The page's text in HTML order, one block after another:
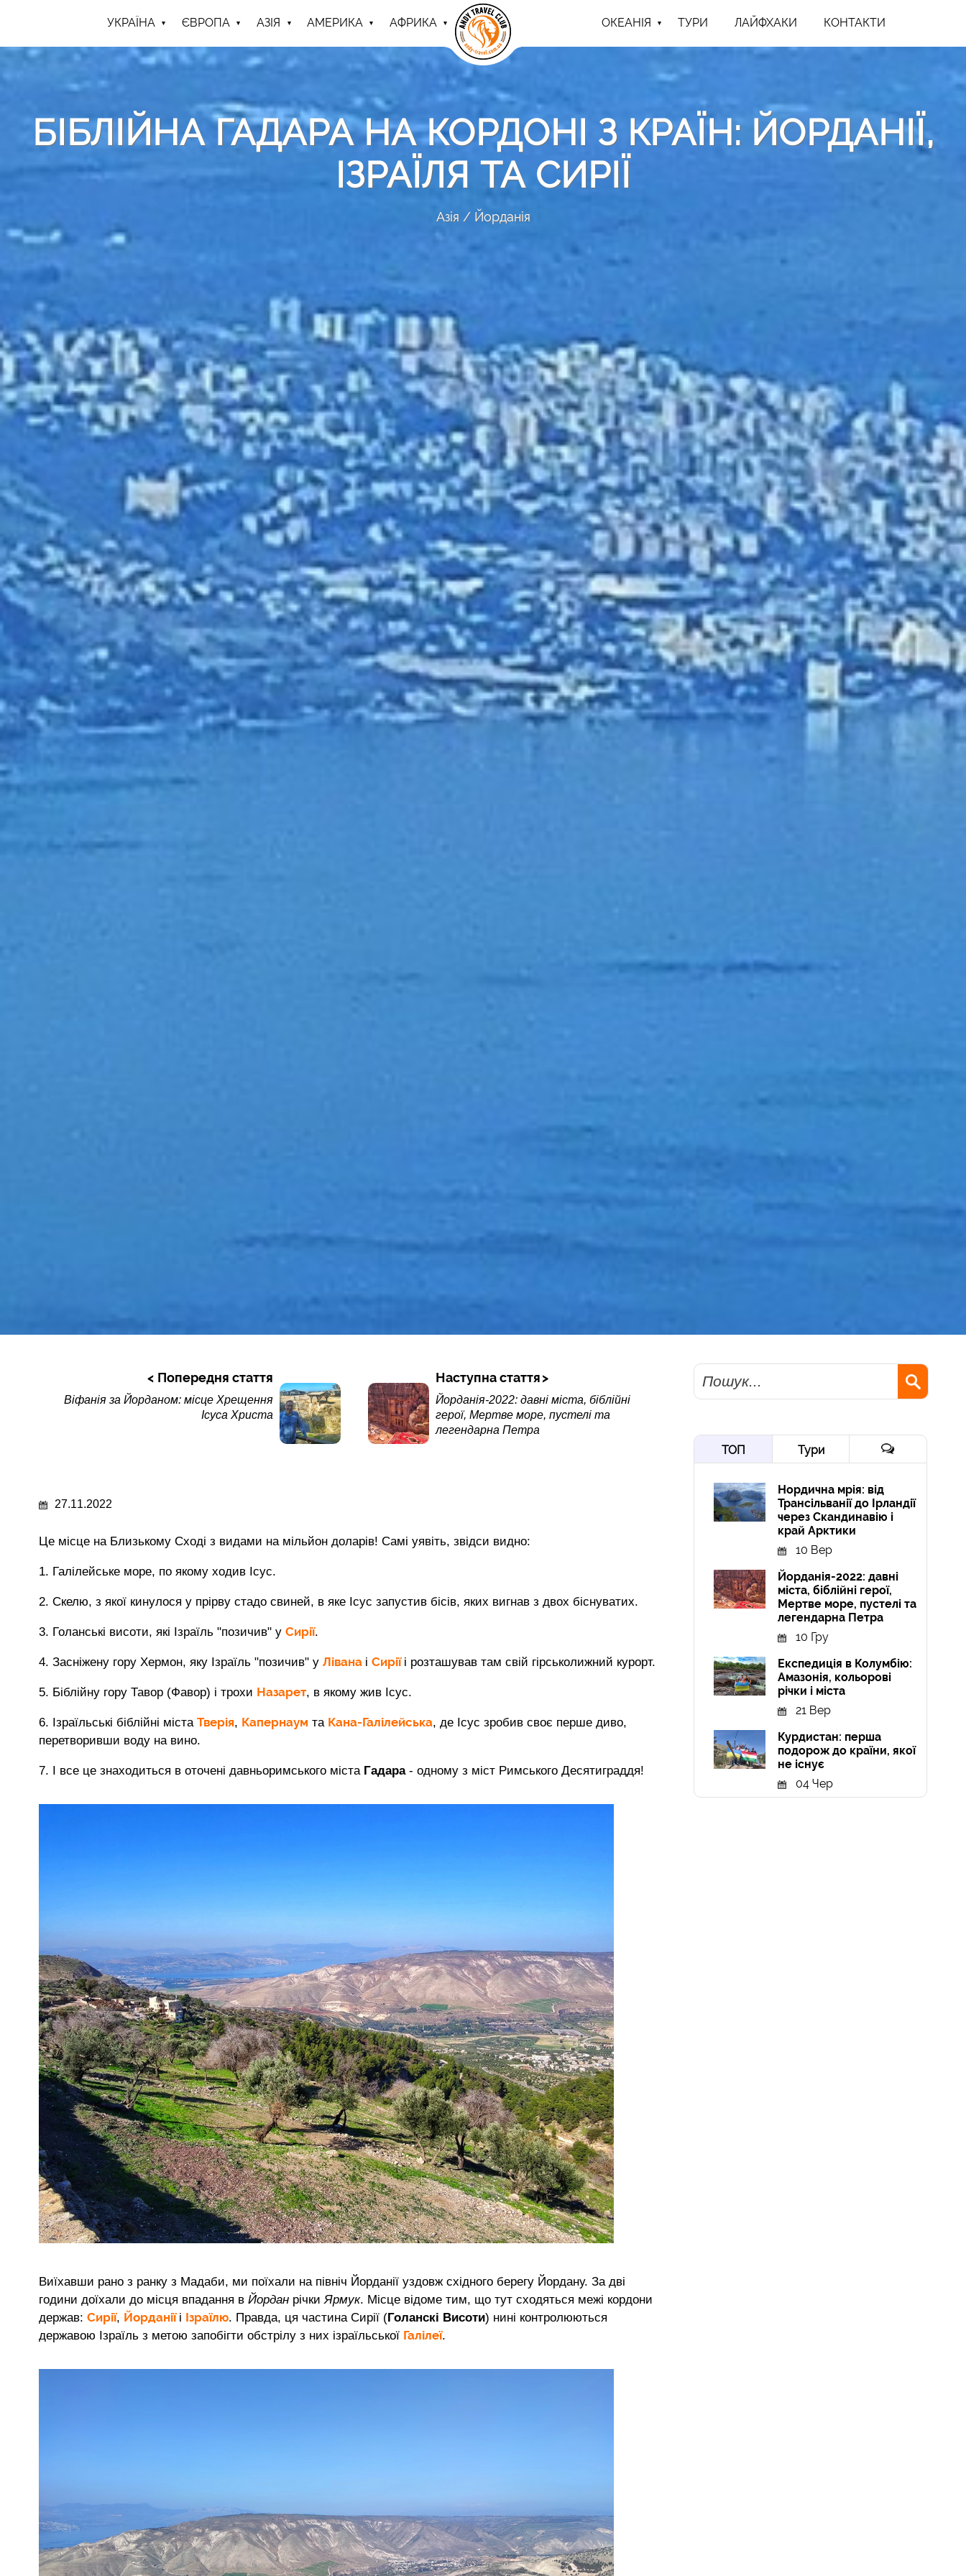
УКРАЇНА ЄВРОПА АЗІЯ АМЕРИКА АФРИКА ОКЕАНІЯ ТУРИ ЛАЙФХАКИ КОНТАКТИ
БІБЛІЙНА ГАДАРА НА КОРДОНІ З КРАЇН: ЙОРДАНІЇ,
ІЗРАЇЛЯ ТА СИРІЇ
Азія Йорданія
Попередня стаття
Віфанія за Йорданом: місце Хрещення
Ісуса Христа
Наступна стаття
Йорданія-2022: давні міста, біблійні
герої, Мертве море, пустелі та
легендарна Петра
27.11.2022
Це місце на Близькому Сході з видами на мільйон доларів! Самі уявіть, звідси видно:
1. Галілейське море, по якому ходив Ісус.
2. Скелю, з якої кинулося у прірву стадо свиней, в яке Ісус запустив бісів, яких вигнав з двох біснуватих.
3. Голанські висоти, які Ізраїль "позичив" у Сирії.
4. Засніжену гору Хермон, яку Ізраїль "позичив" у Лівана і Сирії і розташував там свій гірськолижний курорт.
5. Біблійну гору Тавор (Фавор) і трохи Назарет, в якому жив Ісус.
6. Ізраїльські біблійні міста Тверія, Капернаум та Кана-Галілейська, де Ісус зробив своє перше диво,
перетворивши воду на вино.
7. І все це знаходиться в оточені давньоримського міста Гадара - одному з міст Римського Десятиграддя!
Виїхавши рано з ранку з Мадаби, ми поїхали на північ Йорданії уздовж східного берегу Йордану. За дві
години доїхали до місця впадання в Йордан річки Ярмук. Місце відоме тим, що тут сходяться межі кордони
держав: Сирії, Йорданії і Ізраїлю. Правда, ця частина Сирії (Голанскі Висоти) нині контролюються
державою Ізраїль з метою запобігти обстрілу з них ізраїльської Галілеї.
Пошук
ТОП Тури
Нордична мрія: від
Трансільванії до Ірландії
через Скандинавію і
край Арктики
10 Вер
Йорданія-2022: давні
міста, біблійні герої,
Мертве море, пустелі та
легендарна Петра
10 Гру
Експедиція в Колумбію:
Амазонія, кольорові
річки і міста
21 Вер
Курдистан: перша
подорож до країни, якої
не існує
04 Чер